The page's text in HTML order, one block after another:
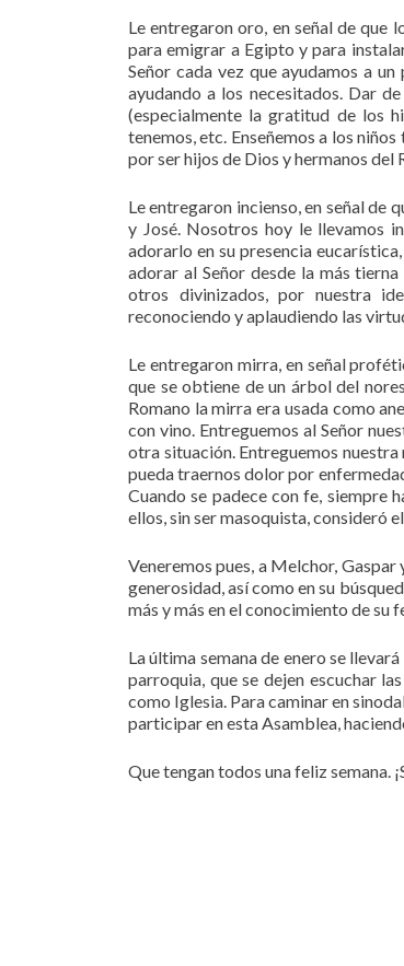
Le entregaron oro, en señal de que
para emigrar a Egipto y para
Señor cada vez que ayudamos a
ayudando a los necesitados. Dar
(especialmente la gratitud de los
tenemos, etc. Enseñemos a los
por ser hijos de Dios y hermanos del
Le entregaron incienso, en señal de
y José. Nosotros hoy le llevamos
adorarlo en su presencia
adorar al Señor desde la más
otros divinizados, por nuestra
reconociendo y aplaudiendo las
Le entregaron mirra, en señal
que se obtiene de un árbol del
Romano la mirra era usada como
con vino. Entreguemos al Señor
otra situación. Entreguemos nuestra
pueda traernos dolor por
Cuando se padece con fe, siempre
ellos, sin ser masoquista, consideró
Veneremos pues, a Melchor,
generosidad, así como en su
más y más en el conocimiento de su
La última semana de enero se
parroquia, que se dejen escuchar
como Iglesia. Para caminar en
participar en esta Asamblea,
Que tengan todos una feliz semana.